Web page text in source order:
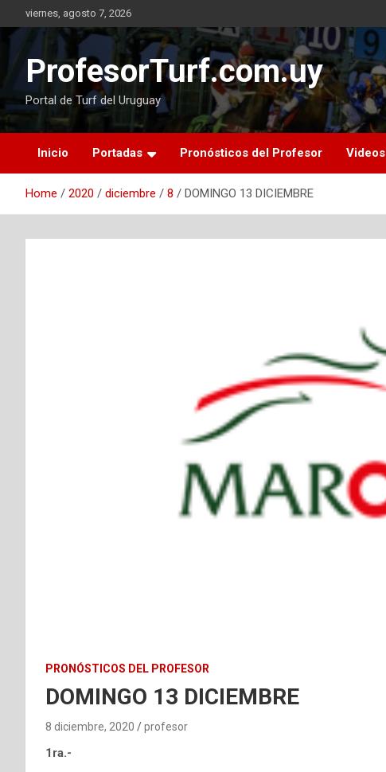
to
content
viernes, agosto 7, 2026
ProfesorTurf.com.uy
Portal de Turf del Uruguay
Inicio Portadas Pronósticos del Profesor Videos
Home 2020 diciembre 8 DOMINGO 13 DICIEMBRE
PRONÓSTICOS DEL PROFESOR
DOMINGO 13 DICIEMBRE
8 diciembre, 2020 profesor
1ra.-